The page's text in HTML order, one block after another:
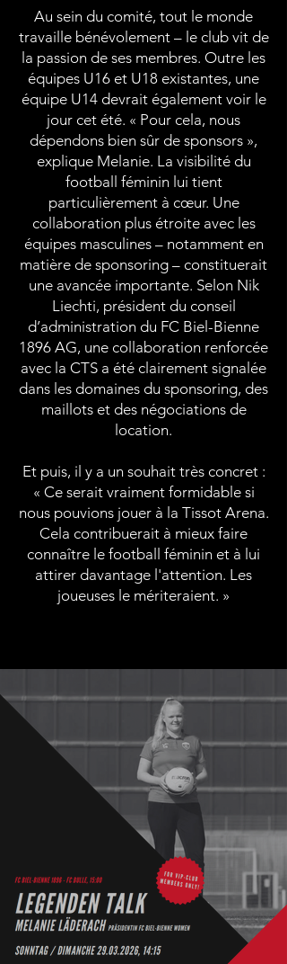
Au sein du comité, tout le monde
travaille bénévolement – le club vit de
la passion de ses membres. Outre les
équipes U16 et U18 existantes, une
équipe U14 devrait également voir le
jour cet été. « Pour cela, nous
dépendons bien sûr de sponsors »,
explique Melanie. La visibilité du
football féminin lui tient
particulièrement à cœur. Une
collaboration plus étroite avec les
équipes masculines – notamment en
matière de sponsoring – constituerait
une avancée importante. Selon Nik
Liechti, président du conseil
d’administration du FC Biel-Bienne
1896 AG, une collaboration renforcée
avec la CTS a été clairement signalée
dans les domaines du sponsoring, des
maillots et des négociations de
location.
Et puis, il y a un souhait très concret :
« Ce serait vraiment formidable si
nous pouvions jouer à la Tissot Arena.
Cela contribuerait à mieux faire
connaître le football féminin et à lui
attirer davantage l'attention. Les
joueuses le mériteraient. »